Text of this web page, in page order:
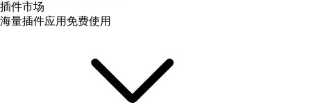
插件市场
海量插件应用免费使用